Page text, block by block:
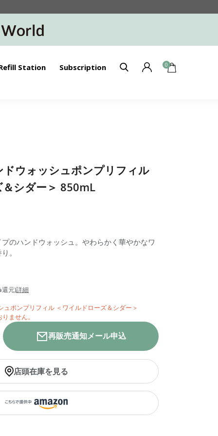
Station Subscription 0
ウォッシュポンプリフィル
シダー＞ 850mL
のハンドウォッシュ。やわらかく華やかなワ
。
還元)詳細
ポンプリフィル ＜ワイルドローズ＆シダー＞
ません。
再販売通知メール申込
店頭在庫を見る